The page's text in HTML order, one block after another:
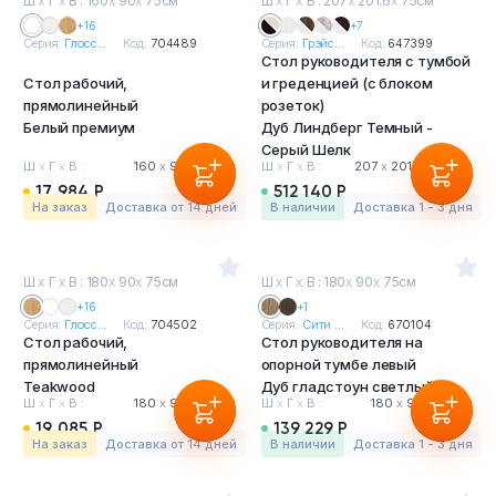
+16
Серия: Глосс... Код: 704489
Стол рабочий,
прямолинейный
Белый премиум
Ш х Г х В : 160 х90 х75 см
17 984 Р
На заказ Доставка от 14 дней
+7
Серия: Грэйс... Код: 647399
Стол руководителя с тумбой
и греденцией (с блоком
розеток)
Дуб Линдберг Темный -
Серый Шелк
Ш х Г х В : 207 х 201.6 х75 см
512 140 Р
в наличии Доставка 1 - 3 дня
Ш х Г х В : 180х 90х 75см
+16
Серия: Глосс... Код: 704502
Стол рабочий,
прямолинейный
Teakwood
Ш х Г х В : 180 х90 х75 см
19 085 Р
На заказ Доставка от 14 дней
Ш х Г х В : 180х 90х 75см
+1
Серия: Сити ... Код: 670104
Стол руководителя на
опорной тумбе левый
Дуб гладстоун светлый
Ш х Г х В : 180 х 90 х75 см
139 229 Р
в наличии Доставка 1 - 3 дня